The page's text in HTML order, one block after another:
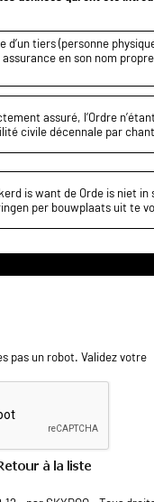
tiers (personne
en son nom
assuré, l’Ordre
civile décennale par
is want de Orde is niet
per bouwplaats uit te
pas un robot. Validez votre